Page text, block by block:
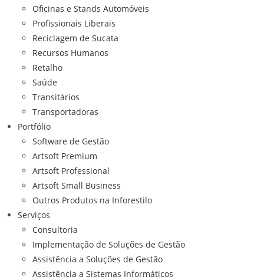
Oficinas e Stands Automóveis
Profissionais Liberais
Reciclagem de Sucata
Recursos Humanos
Retalho
Saúde
Transitários
Transportadoras
Portfólio
Software de Gestão
Artsoft Premium
Artsoft Professional
Artsoft Small Business
Outros Produtos na Inforestilo
Serviços
Consultoria
Implementação de Soluções de Gestão
Assistência a Soluções de Gestão
Assistência a Sistemas Informáticos